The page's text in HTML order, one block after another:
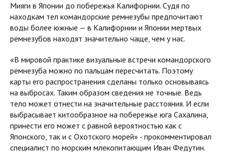
Мияги в Японии до побережья Калифорнии. Судя по
находкам тел командорские ремнезубы предпочитают
воды более южные — в Калифорнии и Японии мертвых
ремнезубов находят значительно чаще, чем у нас.
«В мировой практике визуальные встречи командорского
ремнезуба можно по пальцам пересчитать. Поэтому
карты его распространения сделаны только основываясь
на выбросах. Таким образом сведения не точные. Ведь
тело может отнести на значительные расстояния. И если
выбрасывает китообразное на побережье юга Сахалина,
принести его может с равной вероятностью как с
Японского, так и с Охотского морей» - прокомментировал
специалист по морским млекопитающим Иван Федутин.